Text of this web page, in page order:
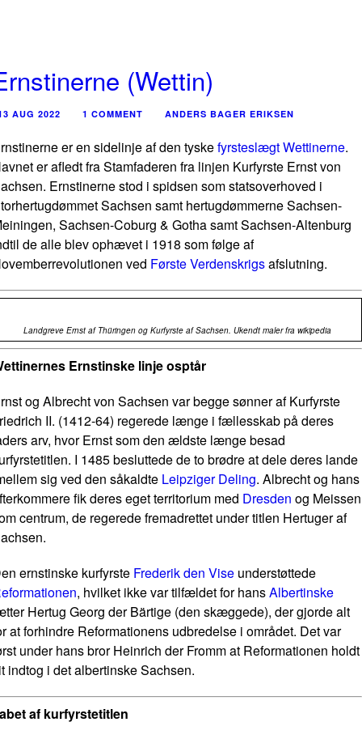
(Wettin)
AUG 2022 1 COMMENT ANDERS BAGER ERIKSEN
er en sidelinje af den tyskefyrsteslægt Wettinerne.
er afledt fra Stamfaderen fra linjen Kurfyrste Ernst von
Ernstinerne stod i spidsen som statsoverhoved i
Sachsen samt hertugdømmerne Sachsen-
Sachsen-Coburg & Gotha samt Sachsen-Altenburg
de alle blev ophævet i 1918 som følge af
ved Første Verdenskrigsafslutning.
Landgreve Ernst af Thüringen og Kurfyrste af Sachsen. Ukendt maler fra wikipedia
Ernstinske linje osptår
og Albrecht von Sachsen var begge sønner af Kurfyrste
II. (1412-64) regerede længe i fællesskab på deres
arv, hvor Ernst som den ældste længe besad
I 1485 besluttede de to brødre at dele deres lande
sig ved den såkaldte Leipziger Deling. Albrecht og hans
fik deres eget territorium med Dresden og Meissen
centrum, de regerede fremadrettet under titlen Hertuger af
ernstinske kurfyrste Frederik den Vise understøttede
, hvilket ikke var tilfældet for hansAlbertinske
Hertug Georg der Bärtige (den skæggede), der gjorde alt
at forhindre Reformationens udbredelse i området. Det var
under hans bror Heinrich der Fromm at Reformationen holdt
indtog i det albertinske Sachsen.
af kurfyrstetitlen